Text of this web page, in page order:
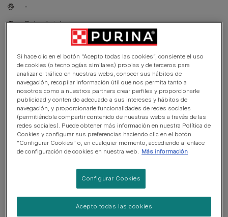
-
Gato de interior
Buen gato de compañía
Si hace clic en el botón “Acepto todas las cookies”, consiente el uso
de cookies (o tecnologías similares) propias y de terceros para
analizar el tráfico en nuestras webs, conocer sus hábitos de
navegación, recopilar información útil que nos permita tanto a
nosotros como a nuestros partners crear perfiles y proporcionarle
publicidad y contenido adecuado a sus intereses y hábitos de
navegación, y proporcionarle funcionalidades de redes sociales
(permitiéndole compartir contenido de nuestras webs a través de las
redes sociales). Puede obtener más información en nuestra Política de
Cookies y configurar sus preferencias haciendo clic en el botón
“Configurar Cookies” o, en cualquier momento, accediendo al enlace
de configuración de cookies en nuestra web. Más información
Configurar Cookies
Acepto todas las cookies